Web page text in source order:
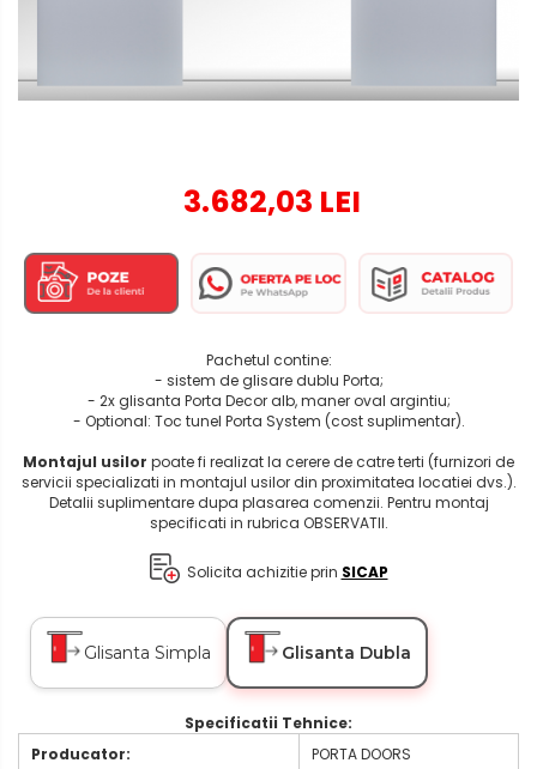
3.682,03 LEI
Pachetul contine:
- sistem de glisare dublu Porta;
- 2x glisanta Porta Decor alb, maner oval argintiu;
- Optional: Toc tunel Porta System (cost suplimentar).
Montajul usilor poate fi realizat la cerere de catre terti (furnizori de
servicii specializati in montajul usilor din proximitatea locatiei dvs.).
Detalii suplimentare dupa plasarea comenzii. Pentru montaj
specificati in rubrica OBSERVATII.
Solicita achizitie prin SICAP
Glisanta Simpla Glisanta Dubla
Specificatii Tehnice:
Producator:
PORTA DOORS